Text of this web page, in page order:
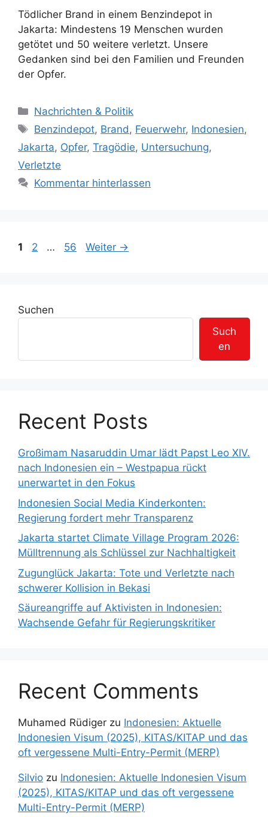
Tödlicher Brand in einem Benzindepot in
Jakarta: Mindestens 19 Menschen wurden
getötet und 50 weitere verletzt. Unsere
Gedanken sind bei den Familien und Freunden
der Opfer.
K
a
e
g
o
n
Nachrichten & Politik
S
c
l
a
r
Benzindepot, Brand, Feuerwehr, Indonesien,
Jakarta, Opfer, Tragödie, Untersuchung,
Verletzte
Kommentar hinterlassen
S
e
1
S
e
2 …
S
56 Weiter →
Suchen
Such
en
Recent Posts
Großimam Nasaruddin Umar lädt Papst Leo XIV.
nach Indonesien ein – Westpapua rückt
unerwartet in den Fokus
Indonesien Social Media Kinderkonten:
Regierung fordert mehr Transparenz
Jakarta startet Climate Village Program 2026:
Mülltrennung als Schlüssel zur Nachhaltigkeit
Zugunglück Jakarta: Tote und Verletzte nach
schwerer Kollision in Bekasi
Säureangriffe auf Aktivisten in Indonesien:
Wachsende Gefahr für Regierungskritiker
Recent Comments
Muhamed Rüdiger zu Indonesien: Aktuelle
Indonesien Visum (2025), KITAS/KITAP und das
oft vergessene Multi-Entry-Permit (MERP)
Silvio zu Indonesien: Aktuelle Indonesien Visum
(2025), KITAS/KITAP und das oft vergessene
Multi-Entry-Permit (MERP)